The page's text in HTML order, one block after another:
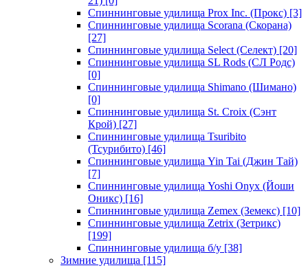
Спиннинговые удилища Prox Inc. (Прокс) [3]
Спиннинговые удилища Scorana (Скорана)
[27]
Спиннинговые удилища Select (Селект) [20]
Спиннинговые удилища SL Rods (СЛ Родс)
[0]
Спиннинговые удилища Shimano (Шимано)
[0]
Спиннинговые удилища St. Croix (Сэнт
Крой) [27]
Спиннинговые удилища Tsuribito
(Тсурибито) [46]
Спиннинговые удилища Yin Tai (Джин Тай)
[7]
Спиннинговые удилища Yoshi Onyx (Йоши
Оникс) [16]
Спиннинговые удилища Zemex (Земекс) [10]
Спиннинговые удилища Zetrix (Зетрикс)
[199]
Спиннинговые удилища б/у [38]
Зимние удилища [115]